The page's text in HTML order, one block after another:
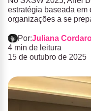
estratégia baseada
organizações a se
Por:Juliana
4 min de leitura
15 de outubro de 2025